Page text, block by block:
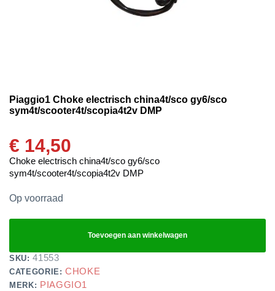
Piaggio1 Choke electrisch china4t/sco gy6/sco
sym4t/scooter4t/scopia4t2v DMP
€ 14,50
Choke electrisch china4t/sco gy6/sco
sym4t/scooter4t/scopia4t2v DMP
Op voorraad
Toevoegen aan winkelwagen
SKU:41553
CATEGORIE:CHOKE
MERK: PIAGGIO1